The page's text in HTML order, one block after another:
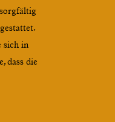
sich in
dass die